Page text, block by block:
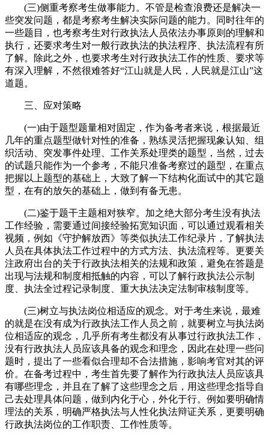
(三)侧重考察考生做事能力。不管是检查浪费还是解决一
些突发问题，都是考察考生解决实际问题的能力。同时往年的
一些题目，也考察考生对行政执法人员依法办事原则的理解和
执行，还要求考生对一般行政执法的执法程序、执法流程有所
了解。除此之外，也要求考生对行政执法工作的性质、要求等
有深入理解，不然很难答好“江山就是人民，人民就是江山”这
道题。
三、应对策略
(一)由于题型题量相对固定，作为备考者来说，根据最近
几年的重点题型做针对性的准备，熟练灵活把握现象认知、组
织活动、突发事件处理、工作关系处理类的题型，当然，过去
的试题只能作为一个参考，不能只准备考察过的题型，在重点
把握以上题型的基础上，大致了解一下结构化面试中的其它题
型，在有的放矢的基础上，做到有备无患。
(二)鉴于题干主题相对狭窄。加之绝大部分考生没有执法
工作经验，需要通过间接经验拓宽知识面，可以通过观看相关
视频，例如《守护解放西》等类似执法工作纪录片，了解执法
人员在具体执法工作过程中的方式方法、执法流程等。更要关
注政府出台的关于行政执法相关的法规和政策，避免在答题是
出现与法规和制度相抵触的内容，可以了解行政执法公示制
度、执法全过程记录制度、重大执法决定法制审核制度等。
(三)树立与执法岗位相适应的观念。对于考生来说，最难
的就是在没有成为行政执法工作人员之前，就要树立与执法岗
位相适应的观念，几乎所有考生都没有从事过行政执法工作，
没有行政执法人员应该具备的观念和理念，因此在处理一些问
题时，提出了一些看似合理却不合法措施，影响考官对其的评
价。在备考过程中，考生首先要了解作为行政执法人员应该具
有哪些理念，并且在了解了这些理念之后，用这些理念指导自
己去处理具体问题，做到内化于心，外化于行。例如要明确情
理法的关系，明确严格执法与人性化执法辩证关系，更要明确
行政执法岗位的工作职责、工作性质等。